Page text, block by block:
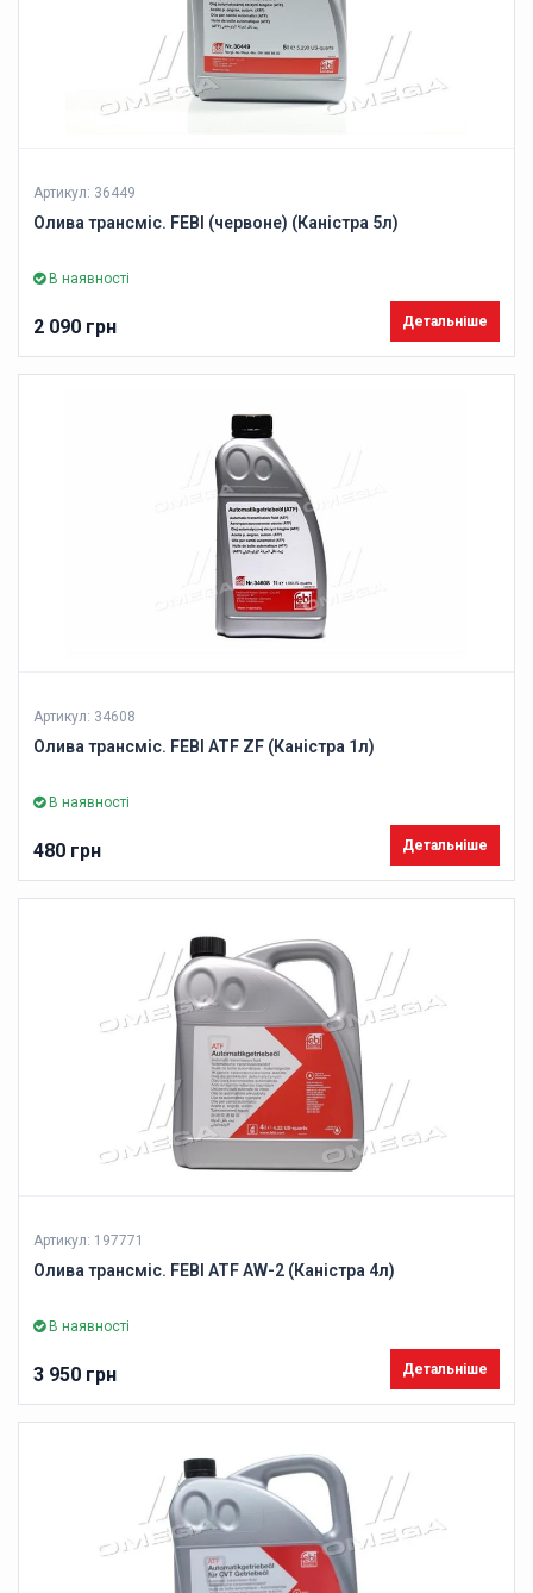
Артикул: 36449
Олива трансміс. FEBI (червоне) (Каністра 5л)
В наявності
2 090 грн Детальніше
Артикул: 34608
Олива трансміс. FEBI ATF ZF (Каністра 1л)
В наявності
480 грн Детальніше
Артикул: 197771
Олива трансміс. FEBI ATF AW-2 (Каністра 4л)
В наявності
3 950 грн Детальніше